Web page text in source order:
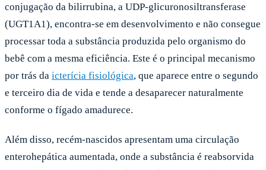
conjugação da bilirrubina, a UDP-glicuronosiltransferase
(UGT1A1), encontra-se em desenvolvimento e não consegue
processar toda a substância produzida pelo organismo do
bebê com a mesma eficiência. Este é o principal mecanismo
por trás da icterícia fisiológica, que aparece entre o segundo
e terceiro dia de vida e tende a desaparecer naturalmente
conforme o fígado amadurece.
Além disso, recém-nascidos apresentam uma circulação
enterohepática aumentada, onde a substância é reabsorvida